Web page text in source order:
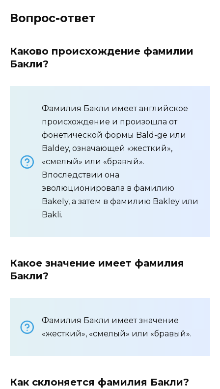
Вопрос-ответ
Каково происхождение фамилии
Бакли?
Фамилия Бакли имеет английское
происхождение и произошла от
фонетической формы Bald-ge или
Baldey, означающей «жесткий»,
«смелый» или «бравый».
Впоследствии она
эволюционировала в фамилию
Bakely, а затем в фамилию Bakley или
Bakli.
Какое значение имеет фамилия
Бакли?
Фамилия Бакли имеет значение
«жесткий», «смелый» или «бравый».
Как склоняется фамилия Бакли?